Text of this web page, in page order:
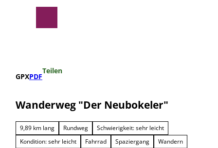
GPXPDF
Teilen
Wanderweg "Der Neubokeler"
9,89 km lang Rundweg
Schwierigkeit: sehr leicht
Kondition: sehr leicht
Fahrrad Spaziergang Wandern